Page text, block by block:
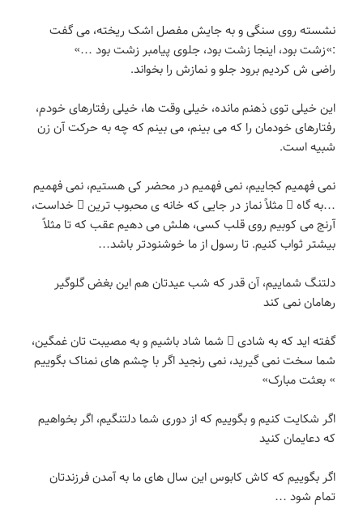
نشسته روی سنگی و به جایش مفصل اشک ریخته، می گفت
:»زشت بود، اینجا زشت بود، جلوی پیامبر زشت بود …»
راضی ش کردیم برود جلو و نمازش را بخواند.
این خیلی توی ذهنم مانده، خیلی وقت ها، خیلی رفتارهای خودم،
رفتارهای خودمان را که می بینم، می بینم که چه به حرکت آن زن
شبیه است.
نمی فهمیم کجاییم، نمی فهمیم در محضر کی هستیم، نمی فهمیم
…به گاه ِ مثلاً نماز در جایی که خانه ی محبوب ترین ِ خداست،
آرنج می کوبیم روی قلب کسی، هلش می دهیم عقب که تا مثلاً
بیشتر ثواب کنیم. تا رسول از ما خوشنودتر باشد…
دلتنگ شماییم، آن قدر که شب عیدتان هم این بغض گلوگیر
رهامان نمی کند
گفته اید که به شادی ِ شما شاد باشیم و به مصیبت تان غمگین،
شما سخت نمی گیرید، نمی رنجید اگر با چشم های نمناک بگوییم
» بعثت مبارک»
اگر شکایت کنیم و بگوییم که از دوری شما دلتنگیم، اگر بخواهیم
که دعایمان کنید
اگر بگوییم که کاش کابوس این سال های ما به آمدن فرزندتان
تمام شود …